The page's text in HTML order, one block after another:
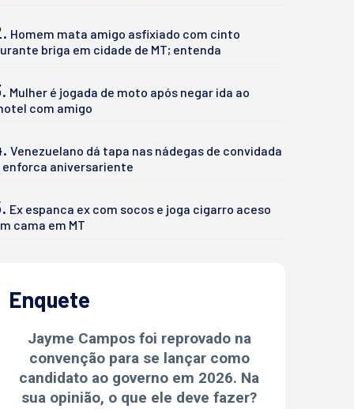
Homem mata amigo asfixiado com cinto
briga em cidade de MT; entenda
Mulher é jogada de moto após negar ida ao
com amigo
Venezuelano dá tapa nas nádegas de convidada
enforca aniversariente
Ex espanca ex com socos e joga cigarro aceso
cama em MT
Enquete
Jayme Campos foi reprovado na
convenção para se lançar como
candidato ao governo em 2026. Na
sua opinião, o que ele deve fazer?